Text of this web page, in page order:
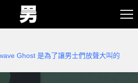
Ghost 是為了讓男士們放聲大叫的